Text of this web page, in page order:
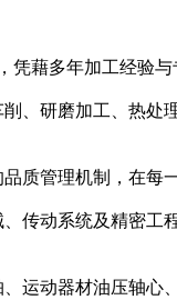
藉多年加工经验
、研磨加工、热
质管理机制，在
传动系统及精密
运动器材油压轴心